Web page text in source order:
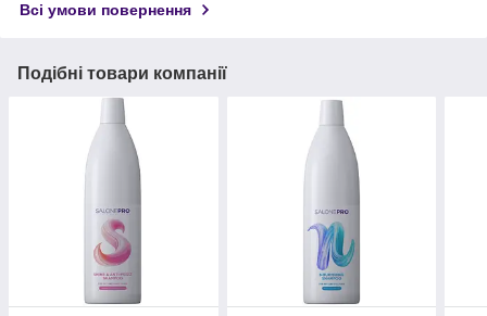
Всі умови повернення
Подібні товари компанії